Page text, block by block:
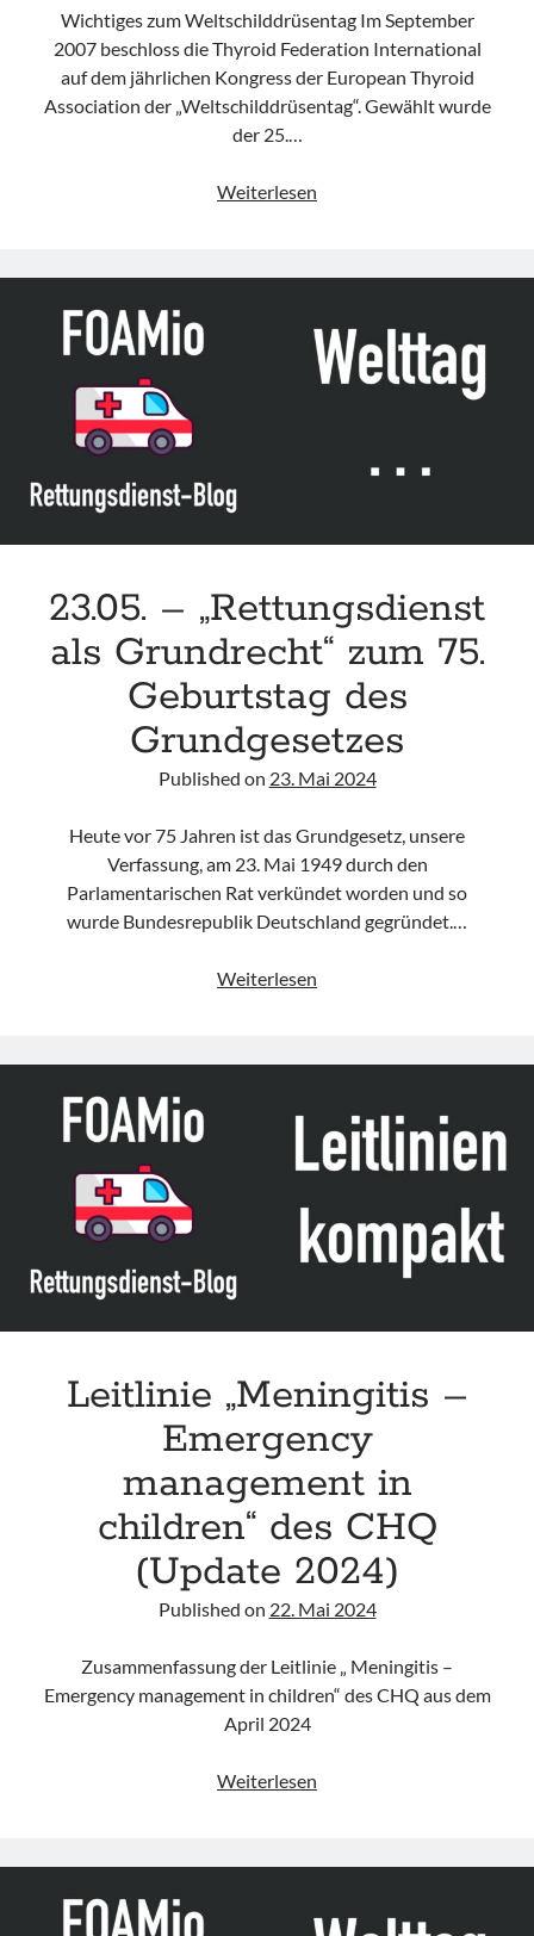
Wichtiges zum Weltschilddrüsentag Im September
2007 beschloss die Thyroid Federation International
auf dem jährlichen Kongress der European Thyroid
Association der „Weltschilddrüsentag“. Gewählt wurde
der 25.…
Weiterlesen
23.05. – „Rettungsdienst
als Grundrecht“ zum 75.
Geburtstag des
Grundgesetzes
Published on 23. Mai 2024
Heute vor 75 Jahren ist das Grundgesetz, unsere
Verfassung, am 23. Mai 1949 durch den
Parlamentarischen Rat verkündet worden und so
wurde Bundesrepublik Deutschland gegründet.…
Weiterlesen
als
75.
Geburtstag
Grundgesetzes
Leitlinie „Meningitis –
Emergency
management in
children“ des CHQ
(Update 2024)
Published on 22. Mai 2024
Zusammenfassung der Leitlinie „ Meningitis –
Emergency management in children“ des CHQ aus dem
April 2024
Weiterlesen
Emergency
in